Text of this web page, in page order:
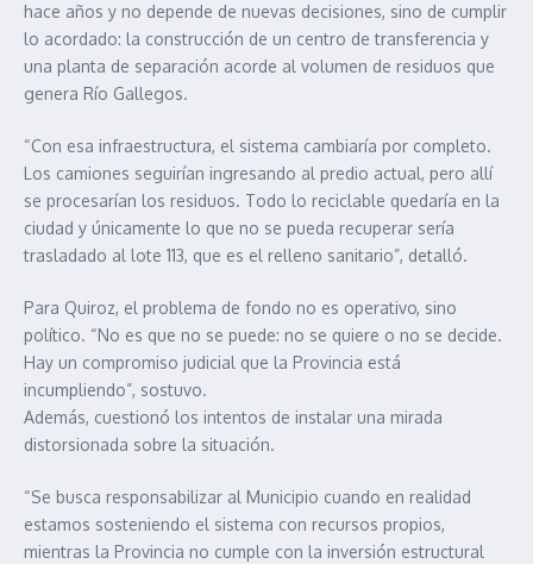
hace años y no depende de nuevas decisiones, sino de cumplir
lo acordado: la construcción de un centro de transferencia y
una planta de separación acorde al volumen de residuos que
genera Río Gallegos.
“Con esa infraestructura, el sistema cambiaría por completo.
Los camiones seguirían ingresando al predio actual, pero allí
se procesarían los residuos. Todo lo reciclable quedaría en la
ciudad y únicamente lo que no se pueda recuperar sería
trasladado al lote 113, que es el relleno sanitario”, detalló.
Para Quiroz, el problema de fondo no es operativo, sino
político. “No es que no se puede: no se quiere o no se decide.
Hay un compromiso judicial que la Provincia está
incumpliendo”, sostuvo.
Además, cuestionó los intentos de instalar una mirada
distorsionada sobre la situación.
“Se busca responsabilizar al Municipio cuando en realidad
estamos sosteniendo el sistema con recursos propios,
mientras la Provincia no cumple con la inversión estructural